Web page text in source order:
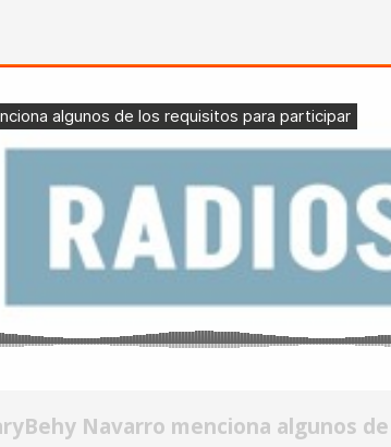
Navarro menciona algunos